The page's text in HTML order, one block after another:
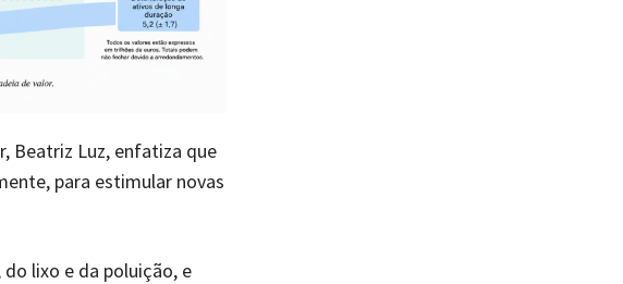
Beatriz Luz, enfatiza que
para estimular novas
lixo e da poluição, e